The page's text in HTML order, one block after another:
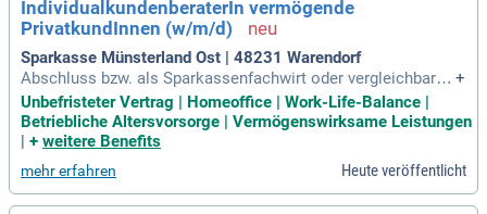
IndividualkundenberaterIn vermögende
PrivatkundInnen (w/m/d)
Sparkasse Münsterland Ost | 48231 Warendorf
Abschluss bzw. als Sparkassenfachwirt oder vergleichbare
Weiterbildung); Fundierte Kenntnisse und Erfahrungen im Fin
anzdienstleistungsbereich, insbesondere im Wertpapiergesc
häft; Hohes Maß an Eigenverantwortung und Engagement s
+
Unbefristeter Vertrag | Homeoffice | Work-Life-Balance |
Betriebliche Altersvorsorge | Vermögenswirksame Leistungen
| + weitere Benefits
mehr erfahren Heute veröffentlicht